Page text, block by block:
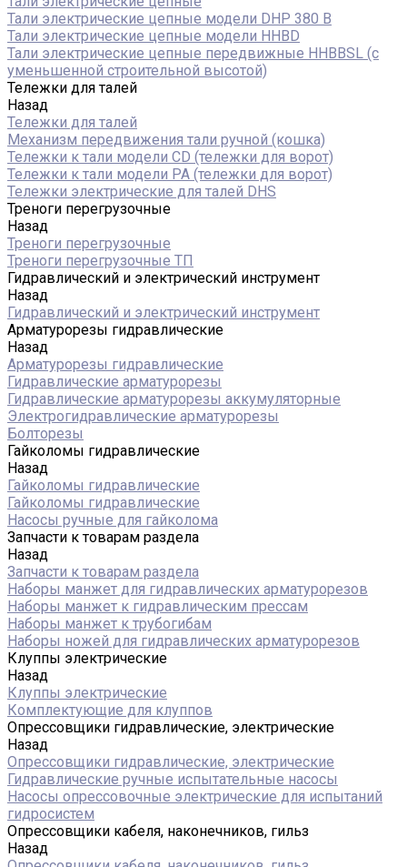
Тали электрические цепные модели DHP 380 В
Тали электрические цепные модели HHBD
Тали электрические цепные передвижные HHBBSL (с
уменьшенной строительной высотой)
Тележки для талей
Назад
Тележки для талей
Механизм передвижения тали ручной (кошка)
Тележки к тали модели CD (тележки для ворот)
Тележки к тали модели РА (тележки для ворот)
Тележки электрические для талей DHS
Треноги перегрузочные
Назад
Треноги перегрузочные
Треноги перегрузочные ТП
Гидравлический и электрический инструмент
Назад
Гидравлический и электрический инструмент
Арматурорезы гидравлические
Назад
Арматурорезы гидравлические
Гидравлические арматурорезы
Гидравлические арматурорезы аккумуляторные
Электрогидравлические арматурорезы
Болторезы
Гайколомы гидравлические
Назад
Гайколомы гидравлические
Гайколомы гидравлические
Насосы ручные для гайколома
Запчасти к товарам раздела
Назад
Запчасти к товарам раздела
Наборы манжет для гидравлических арматурорезов
Наборы манжет к гидравлическим прессам
Наборы манжет к трубогибам
Наборы ножей для гидравлических арматурорезов
Клуппы электрические
Назад
Клуппы электрические
Комплектующие для клуппов
Опрессовщики гидравлические, электрические
Назад
Опрессовщики гидравлические, электрические
Гидравлические ручные испытательные насосы
Насосы опрессовочные электрические для испытаний
гидросистем
Опрессовщики кабеля, наконечников, гильз
Назад